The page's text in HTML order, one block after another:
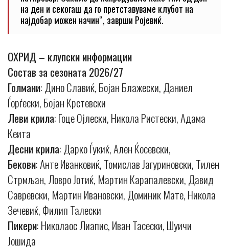
на ден и секогаш да го претставуваме клубот на
најдобар можен начин“, заврши Ројевиќ.
ОХРИД – клупски информации
Состав за сезоната 2026/27
Голмани: Дино Славиќ, Бојан Блажески, Даниел
Ѓорѓески, Бојан Крстевски
Леви крила: Гоце Ојлески, Никола Ристески, Адама
Кеита
Десни крила: Дарко Ѓукиќ, Ален Ќосевски,
Бекови: Анте Иванковиќ, Томислав Јагуриновски, Тилен
Стрмљан, Ловро Јотиќ, Мартин Карапалевски, Давид
Савревски, Мартин Ивановски, Доминик Мате, Никола
Зечевиќ, Филип Талески
Пикери: Николаос Лиапис, Иван Тасески, Шуичи
Јошида